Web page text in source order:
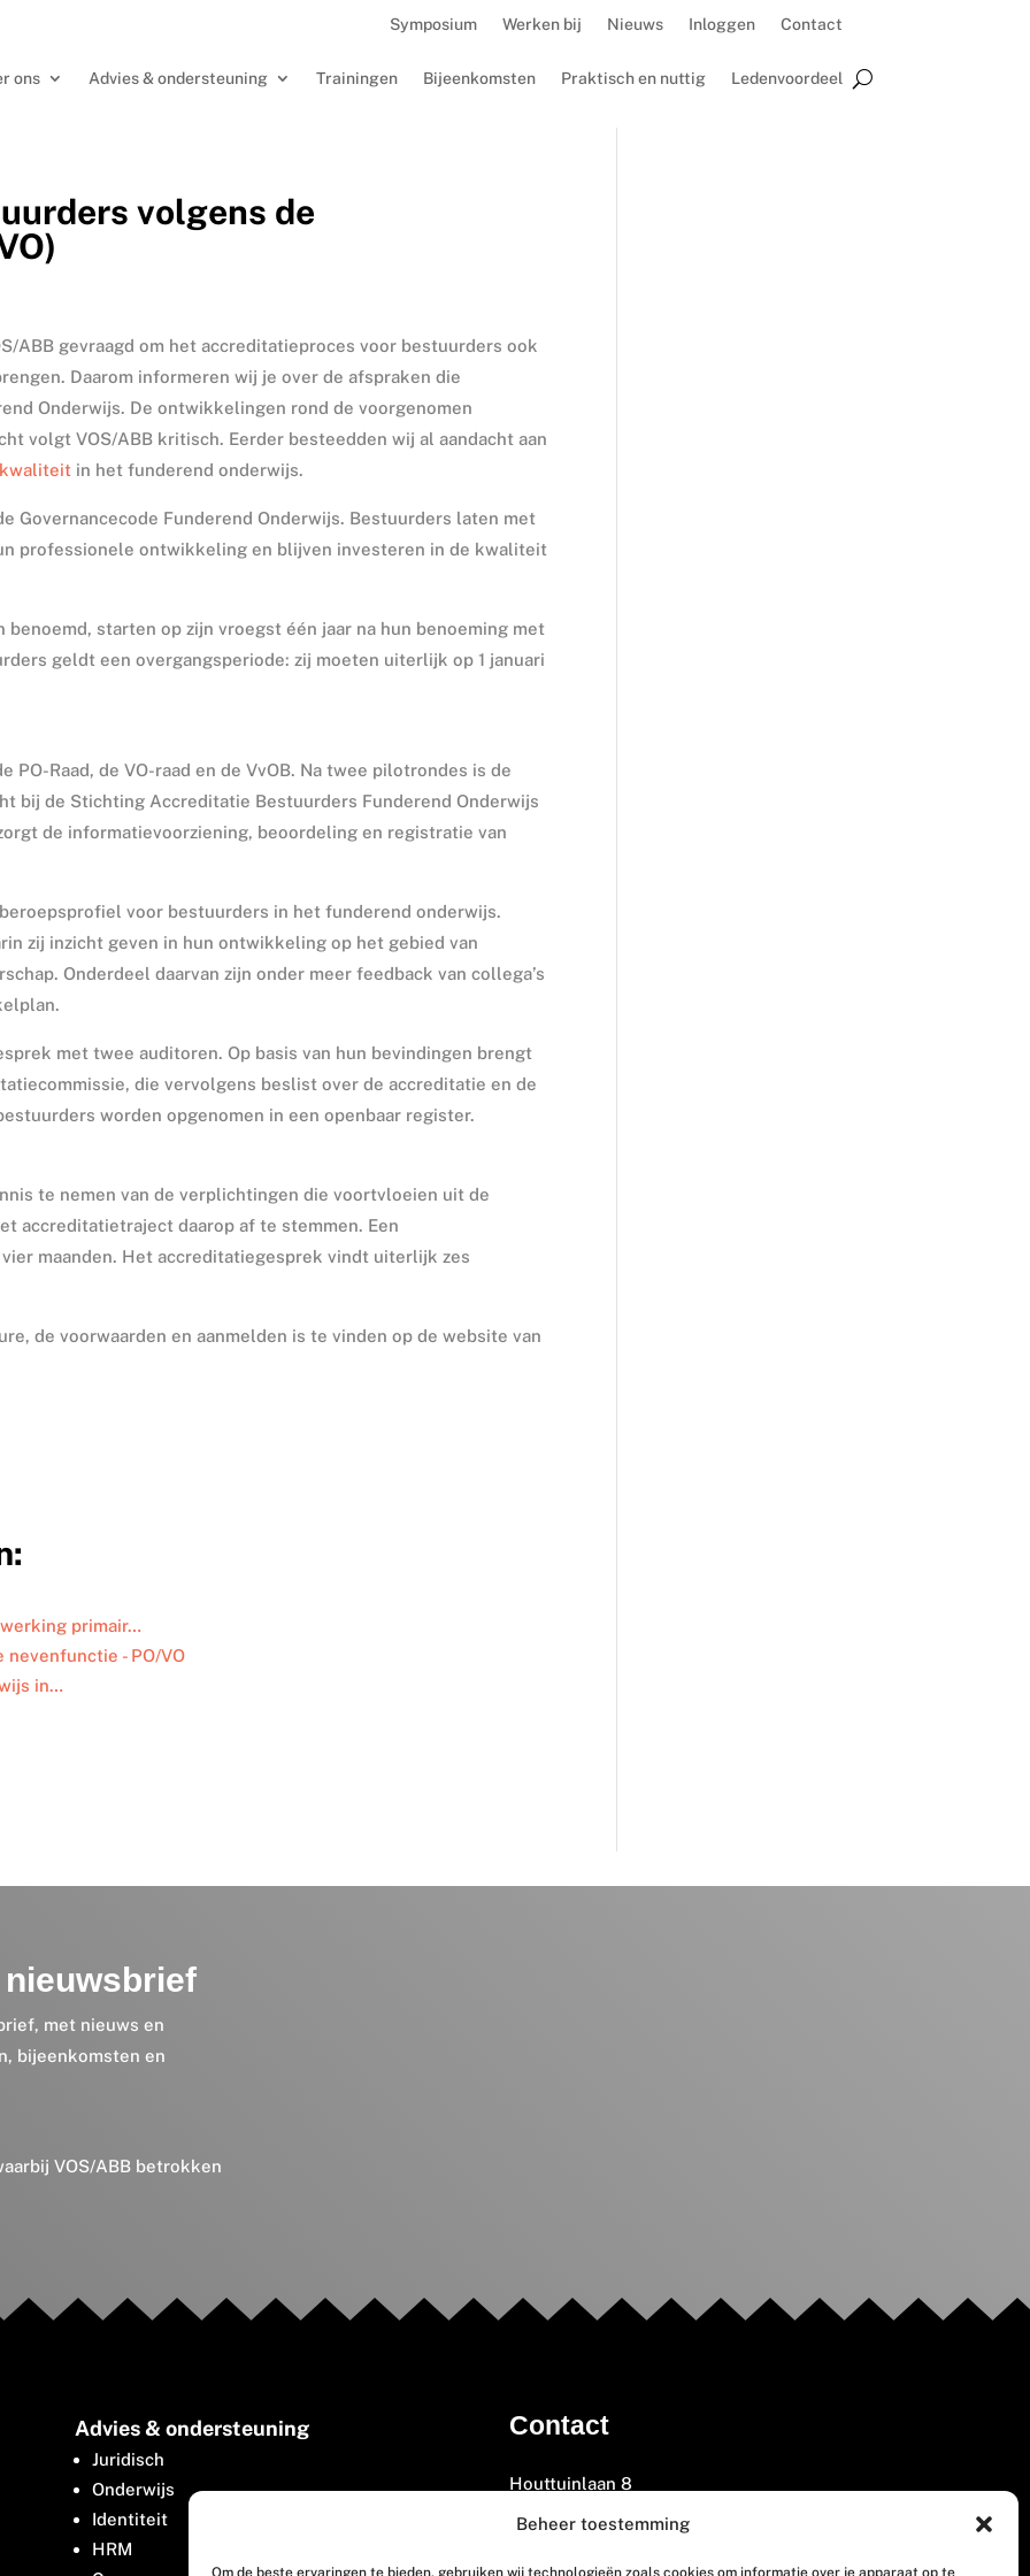
Beheer toestemming
Om de beste ervaringen te bieden, gebruiken wij technologieën zoals cookies om informatie over je apparaat op te
Symposium Werken bij Nieuws Inloggen Contact
ons Advies & ondersteuning Trainingen Bijeenkomsten Praktisch en nuttig Ledenvoordeel
volgens de
ABB gevraagd om het accreditatieproces voor bestuurders ook
Daarom informeren wij je over de afspraken die
Onderwijs. De ontwikkelingen rond de voorgenomen
volgt VOS/ABB kritisch. Eerder besteedden wij al aandacht aan
in het funderend onderwijs.
Governancecode Funderend Onderwijs. Bestuurders laten met
professionele ontwikkeling en blijven investeren in de kwaliteit
starten op zijn vroegst één jaar na hun benoeming met
geldt een overgangsperiode: zij moeten uiterlijk op 1 januari
Raad, de VO-raad en de VvOB. Na twee pilotrondes is de
bij de Stichting Accreditatie Bestuurders Funderend Onderwijs
de informatievoorziening, beoordeling en registratie van
voor bestuurders in het funderend onderwijs.
zij inzicht geven in hun ontwikkeling op het gebied van
Onderdeel daarvan zijn onder meer feedback van collega’s
met twee auditoren. Op basis van hun bevindingen brengt
die vervolgens beslist over de accreditatie en de
worden opgenomen in een openbaar register.
te nemen van de verplichtingen die voortvloeien uit de
accreditatietraject daarop af te stemmen. Een
maanden. Het accreditatiegesprek vindt uiterlijk zes
de voorwaarden en aanmelden is te vinden op de website van
primair…
- PO/VO
in…
met nieuws en
bijeenkomsten en
VOS/ABB betrokken
Advies & ondersteuning
Juridisch
Onderwijs
Identiteit
HRM
Contact
Houttuinlaan 8
3447 GM Woerden
(0348) 405 200